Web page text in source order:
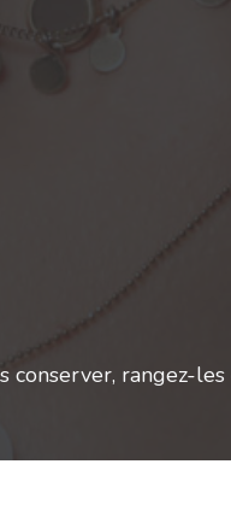
rangez-